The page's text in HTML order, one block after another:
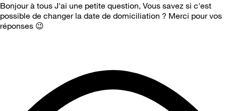
Bonjour à tous J'ai une petite question, Vous savez si c'est
possible de changer la date de domiciliation ? Merci pour vos
réponses 😉